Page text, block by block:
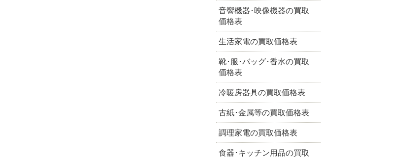
音響機器･映像機器の買取
価格表
生活家電の買取価格表
靴･服･バッグ･香水の買取
価格表
冷暖房器具の買取価格表
古紙･金属等の買取価格表
調理家電の買取価格表
食器･キッチン用品の買取